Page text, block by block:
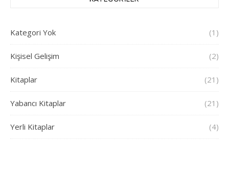
Kategori Yok (1)
Kişisel Gelişim (2)
Kitaplar (21)
Yabancı Kitaplar (21)
Yerli Kitaplar (4)